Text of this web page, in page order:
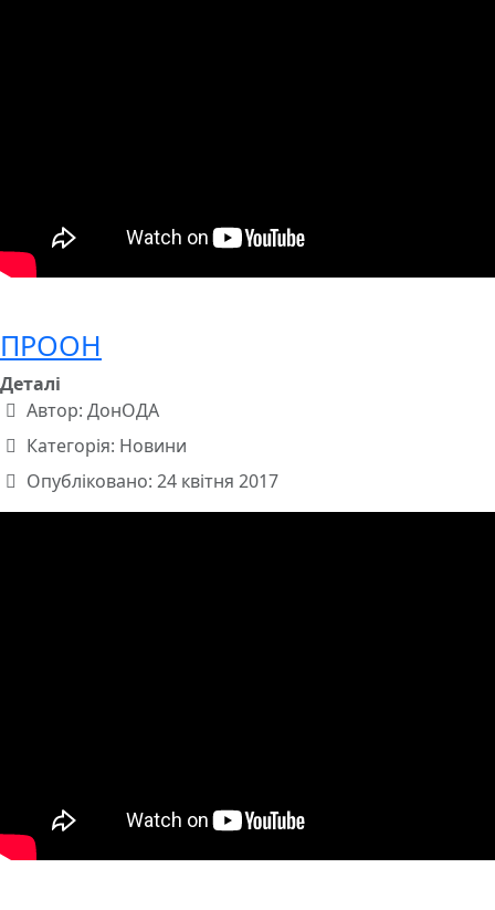
ПРООН
Деталі
Автор: ДонОДА
Категорія: Новини
Опубліковано: 24 квітня 2017